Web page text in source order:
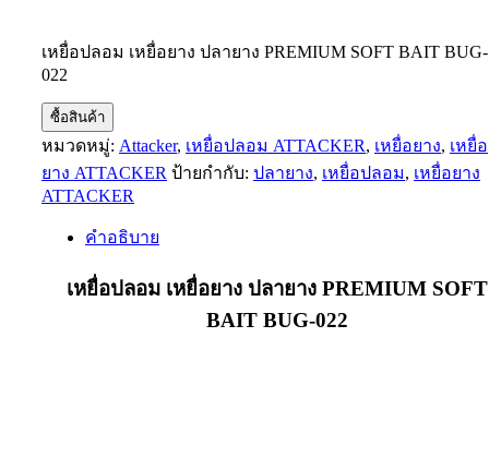
เหยื่อปลอม เหยื่อยาง ปลายาง PREMIUM SOFT BAIT BUG-
022
ซื้อสินค้า
หมวดหมู่: Attacker, เหยื่อปลอม ATTACKER, เหยื่อยาง, เหยื่อ
ยาง ATTACKER ป้ายกำกับ: ปลายาง, เหยื่อปลอม, เหยื่อยาง
ATTACKER
คำอธิบาย
เหยื่อปลอม เหยื่อยาง ปลายาง PREMIUM SOFT
BAIT BUG-022